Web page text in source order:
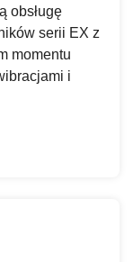
obsługę
serii EX z
momentu
i